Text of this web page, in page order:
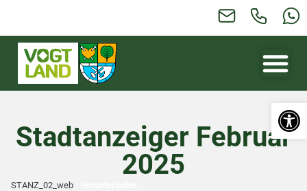
Stadtanzeiger Februar
2025
STANZ_02_web